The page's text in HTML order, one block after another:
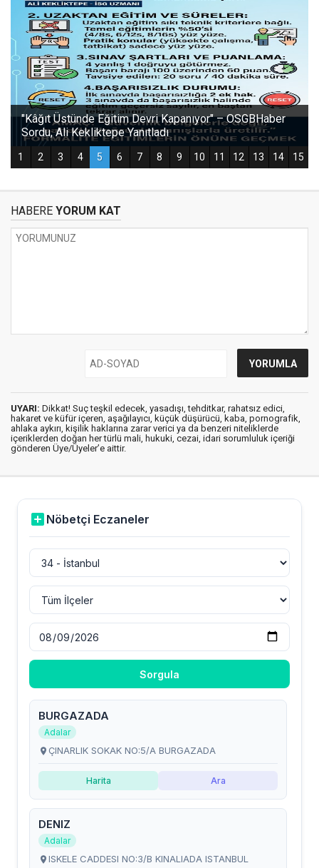
HABERE YORUM KAT
UYARI: Dikkat! Suç teşkil edecek, yasadışı, tehditkar, rahatsız edici,
hakaret ve küfür içeren, aşağılayıcı, küçük düşürücü, kaba, pornografik,
ahlaka aykırı, kişilik haklarına zarar verici ya da benzeri niteliklerde
içeriklerden doğan her türlü mali, hukuki, cezai, idari sorumluluk içeriği
gönderen Üye/Üyeler’e aittir.